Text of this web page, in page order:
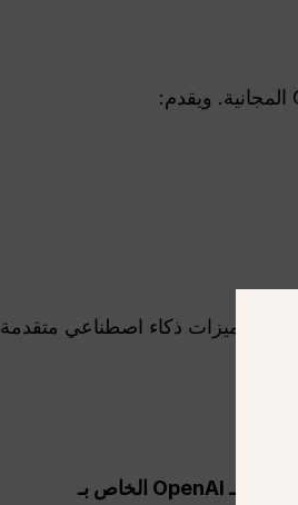
وميزات ذكاء اصطناعي متقدمة
اعتبارًا من 15 يوليو 2026، يبلغ المعيار المرجعي العام الرسمي لـ OpenAI الخاص بـ